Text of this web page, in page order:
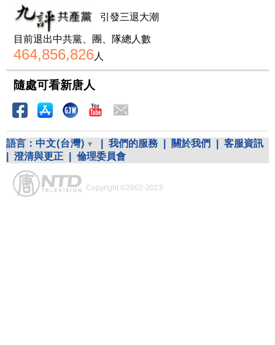
引發三退大潮
目前退出中共黨、團、隊總人數
464,856,826人
隨處可看新唐人
語言： 中文(台灣) 我們的服務 關於我們
客服資訊
澄清與更正 倫理委員會
Copyright ©2002-2023